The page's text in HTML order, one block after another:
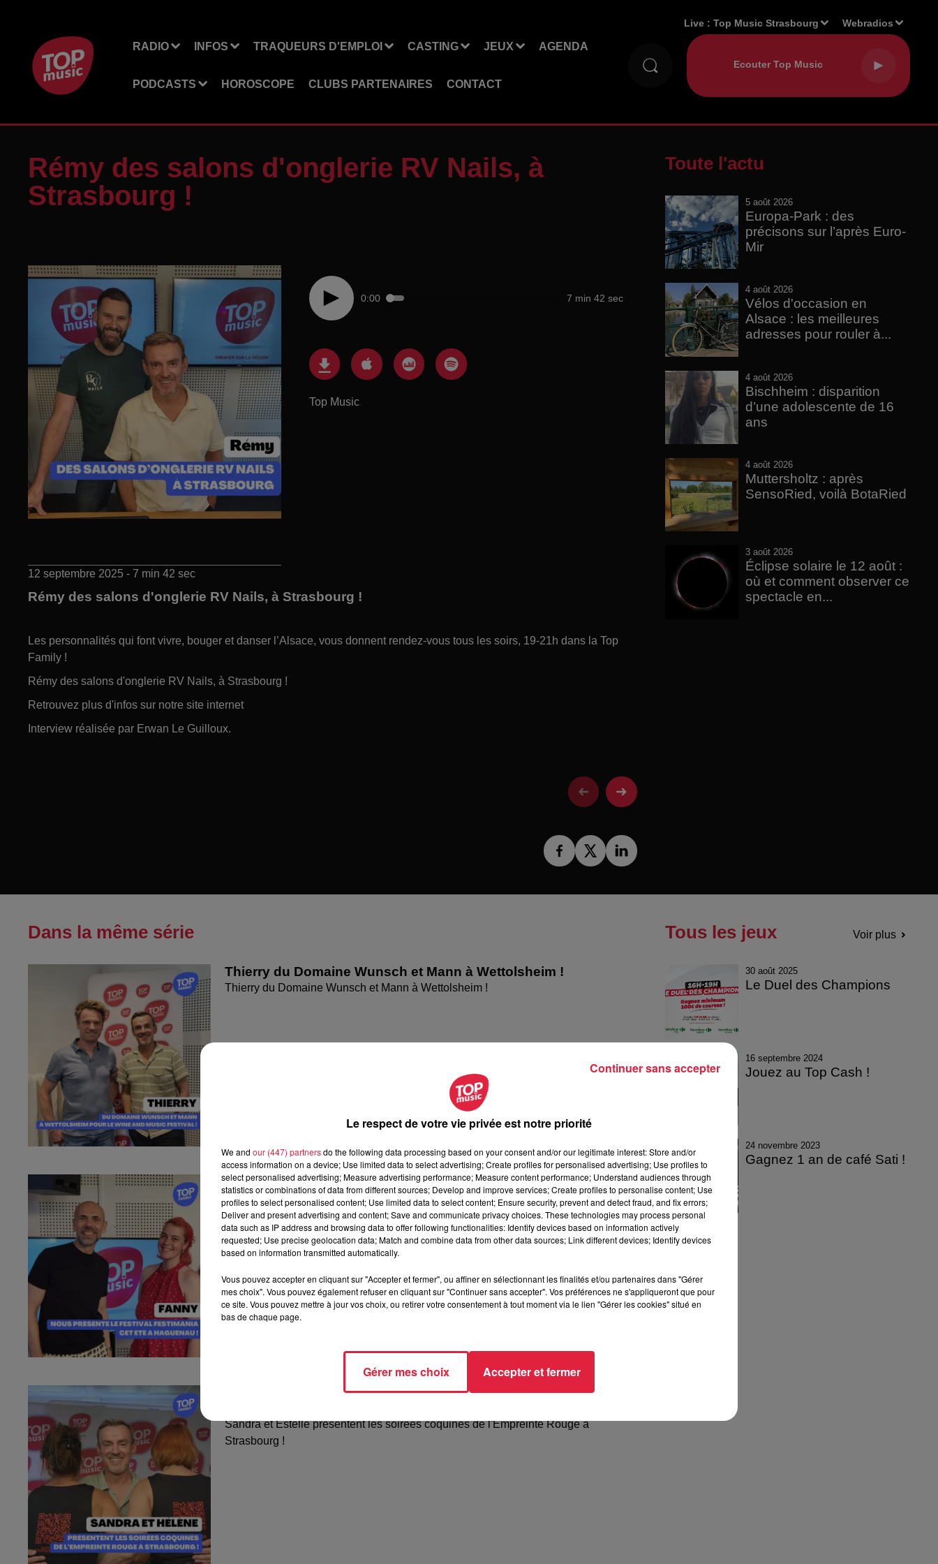
RADIO INFOS TRAQUEURS D'EMPLOI CASTING JEUX AGENDA
PODCASTS HOROSCOPE CLUBS PARTENAIRES CONTACT
Live :Top Music Strasbourg Webradios
Rémy des salons d'onglerie RV Nails, à
Strasbourg !
0:00 7 min 42 sec
Top Music
12 septembre 2025 - 7 min 42 sec
Rémy des salons d'onglerie RV Nails, à Strasbourg !
Les personnalités qui font vivre, bouger et danser l’Alsace, vous donnent rendez-vous tous les soirs, 19-21h dans la Top
Family !
Rémy des salons d'onglerie RV Nails, à Strasbourg !
Retrouvez plus d'infos sur notre site internet
Interview réalisée par Erwan Le Guilloux.
Toute l'actu
5 août 2026
Europa-Park : des
précisons sur l’après Euro-
Mir
4 août 2026
Vélos d'occasion en
Alsace : les meilleures
adresses pour rouler à...
4 août 2026
Bischheim : disparition
d’une adolescente de 16
ans
4 août 2026
Muttersholtz : après
SensoRied, voilà BotaRied
3 août 2026
Éclipse solaire le 12 août :
où et comment observer ce
spectacle en...
Dans la même série
Thierry du Domaine Wunsch et Mann à Wettolsheim !
Thierry du Domaine Wunsch et Mann à Wettolsheim !
Fanny nous présente le festival Festimania !
Fanny nous présente le festival Festimania !
Sandra et Estelle présentent les soirées coquines de
Sandra et Estelle présentent les soirées coquines de l'Empreinte Rouge à
Strasbourg !
Tous les jeux Voir plus
30 août 2025
Le Duel des Champions
16 septembre 2024
Jouez au Top Cash !
24 novembre 2023
Gagnez 1 an de café Sati !
Le respect de votre vie privée est notre priorité
We and our (447) partnersdo the following data processing based on your consent and/or our legitimate interest: Store and/or
access information on a device; Use limited data to select advertising; Create profiles for personalised advertising; Use profiles to
select personalised advertising; Measure advertising performance; Measure content performance; Understand audiences through
statistics or combinations of data from different sources; Develop and improve services; Create profiles to personalise content; Use
profiles to select personalised content; Use limited data to select content; Ensure security, prevent and detect fraud, and fix errors;
Deliver and present advertising and content; Save and communicate privacy choices. These technologies may process personal
data such as IP address and browsing data to offer following functionalities: Identify devices based on information actively
requested; Use precise geolocation data; Match and combine data from other data sources; Link different devices; Identify devices
based on information transmitted automatically.
Vous pouvez accepter en cliquant sur "Accepter et fermer", ou affiner en sélectionnant les finalités et/ou partenaires dans "Gérer
mes choix". Vous pouvez également refuser en cliquant sur "Continuer sans accepter". Vos préférences ne s'appliqueront que pour
ce site. Vous pouvez mettre à jour vos choix, ou retirer votre consentement à tout moment via le lien "Gérer les cookies" situé en
bas de chaque page.
Gérer mes choix Accepter et fermer
Continuer sans accepter